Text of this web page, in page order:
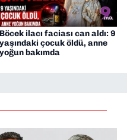
Böcek ilacı faciası can aldı: 9
yaşındaki çocuk öldü, anne
yoğun bakımda